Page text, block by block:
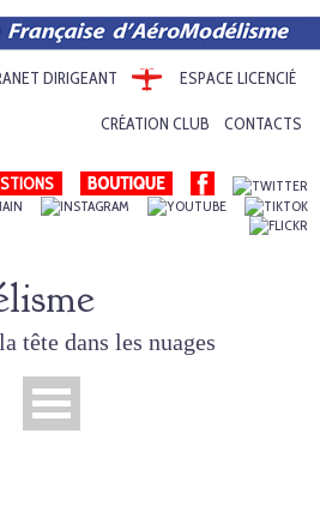
DIRIGEANT ESPACE LICENCIÉ
CRÉATION CLUB CONTACTS
tête dans les nuages